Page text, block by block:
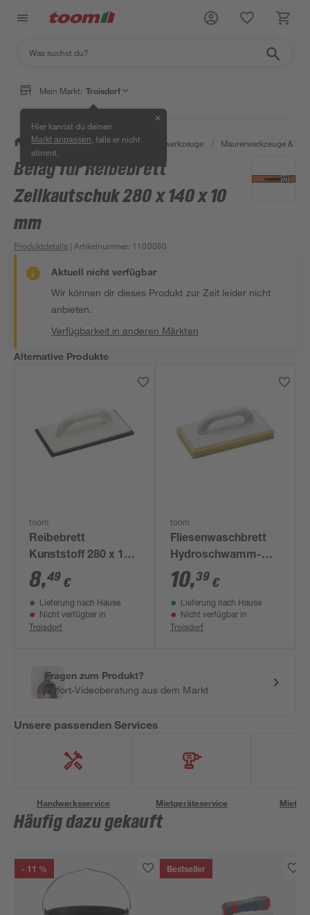
Mein Markt: Troisdorf
Hier kannst du deinen
Markt anpassen , falls er nicht
stimmt.
✕
/ Werkstatt & Maschinen / Handwerkzeuge / Maurerwerkzeuge &
Belag für Reibebrett
Zellkautschuk 280 x 140 x 10
mm
Produktdetails | Artikelnummer: 1100080
Aktuell nicht verfügbar
Wir können dir dieses Produkt zur Zeit leider nicht
anbieten.
Verfügbarkeit in anderen Märkten
Alternative Produkte
toom
Reibebrett
Kunststoff 280 x 140
mm
8,49 €
Lieferung nach Hause
Nicht verfügbar in
Troisdorf
toom
Fliesenwaschbrett
Hydroschwamm-
Belag 280 x 140 mm
10,39 €
Lieferung nach Hause
Nicht verfügbar in
Troisdorf
Fragen zum Produkt?
Sofort-Videoberatung aus dem Markt
Unsere passenden Services
Handwerksservice Mietgeräteservice
Häufig dazu gekauft
- 11 % Bestseller